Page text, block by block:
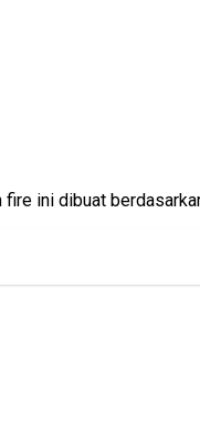
ini dibuat